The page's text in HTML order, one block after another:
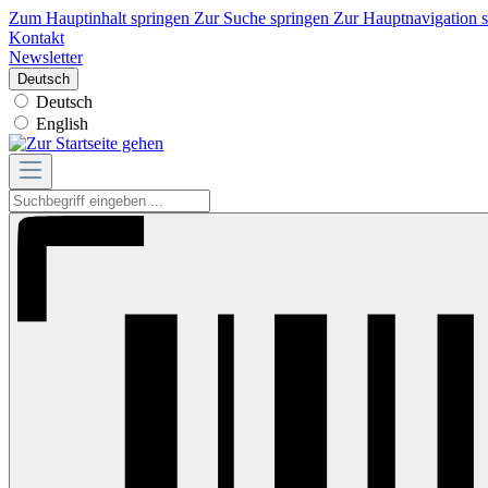
Zum Hauptinhalt springen Zur Suche springen Zur Hauptnavigation
Kontakt
Newsletter
Deutsch
Deutsch
English